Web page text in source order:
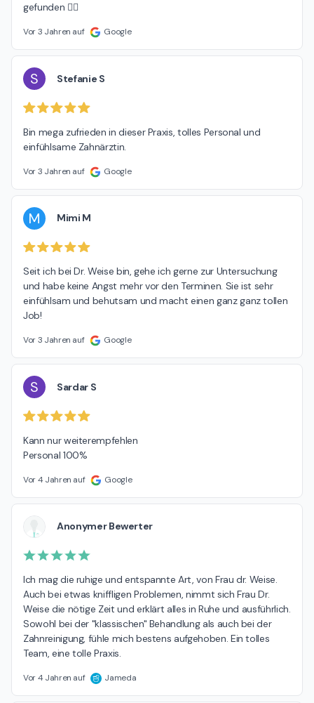
gefunden 👌🏻
Vor 3 Jahren auf Google
S Stefanie S
Bin mega zufrieden in dieser Praxis, tolles Personal und
einfühlsame Zahnärztin.
Vor 3 Jahren auf Google
M Mimi M
Seit ich bei Dr. Weise bin, gehe ich gerne zur Untersuchung
und habe keine Angst mehr vor den Terminen. Sie ist sehr
einfühlsam und behutsam und macht einen ganz ganz tollen
Job!
Vor 3 Jahren auf Google
S Sardar S
Kann nur weiterempfehlen
Personal 100%
Vor 4 Jahren auf Google
Anonymer Bewerter
Ich mag die ruhige und entspannte Art, von Frau dr. Weise.
Auch bei etwas kniffligen Problemen, nimmt sich Frau Dr.
Weise die nötige Zeit und erklärt alles in Ruhe und ausführlich.
Sowohl bei der "klassischen" Behandlung als auch bei der
Zahnreinigung, fühle mich bestens aufgehoben. Ein tolles
Team, eine tolle Praxis.
Vor 4 Jahren auf Jameda